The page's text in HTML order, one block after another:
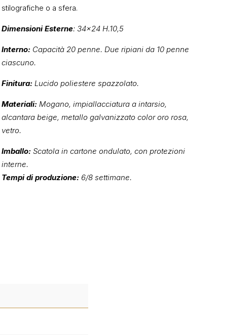
stilografiche o a sfera.
Dimensioni Esterne: 34×24 H.10,5
Interno: Capacità 20 penne. Due ripiani da 10 penne
ciascuno.
Finitura: Lucido poliestere spazzolato.
Materiali: Mogano, impiallacciatura a intarsio,
alcantara beige, metallo galvanizzato color oro rosa,
vetro.
Imballo: Scatola in cartone ondulato, con protezioni
interne.
Tempi di produzione: 6/8 settimane.